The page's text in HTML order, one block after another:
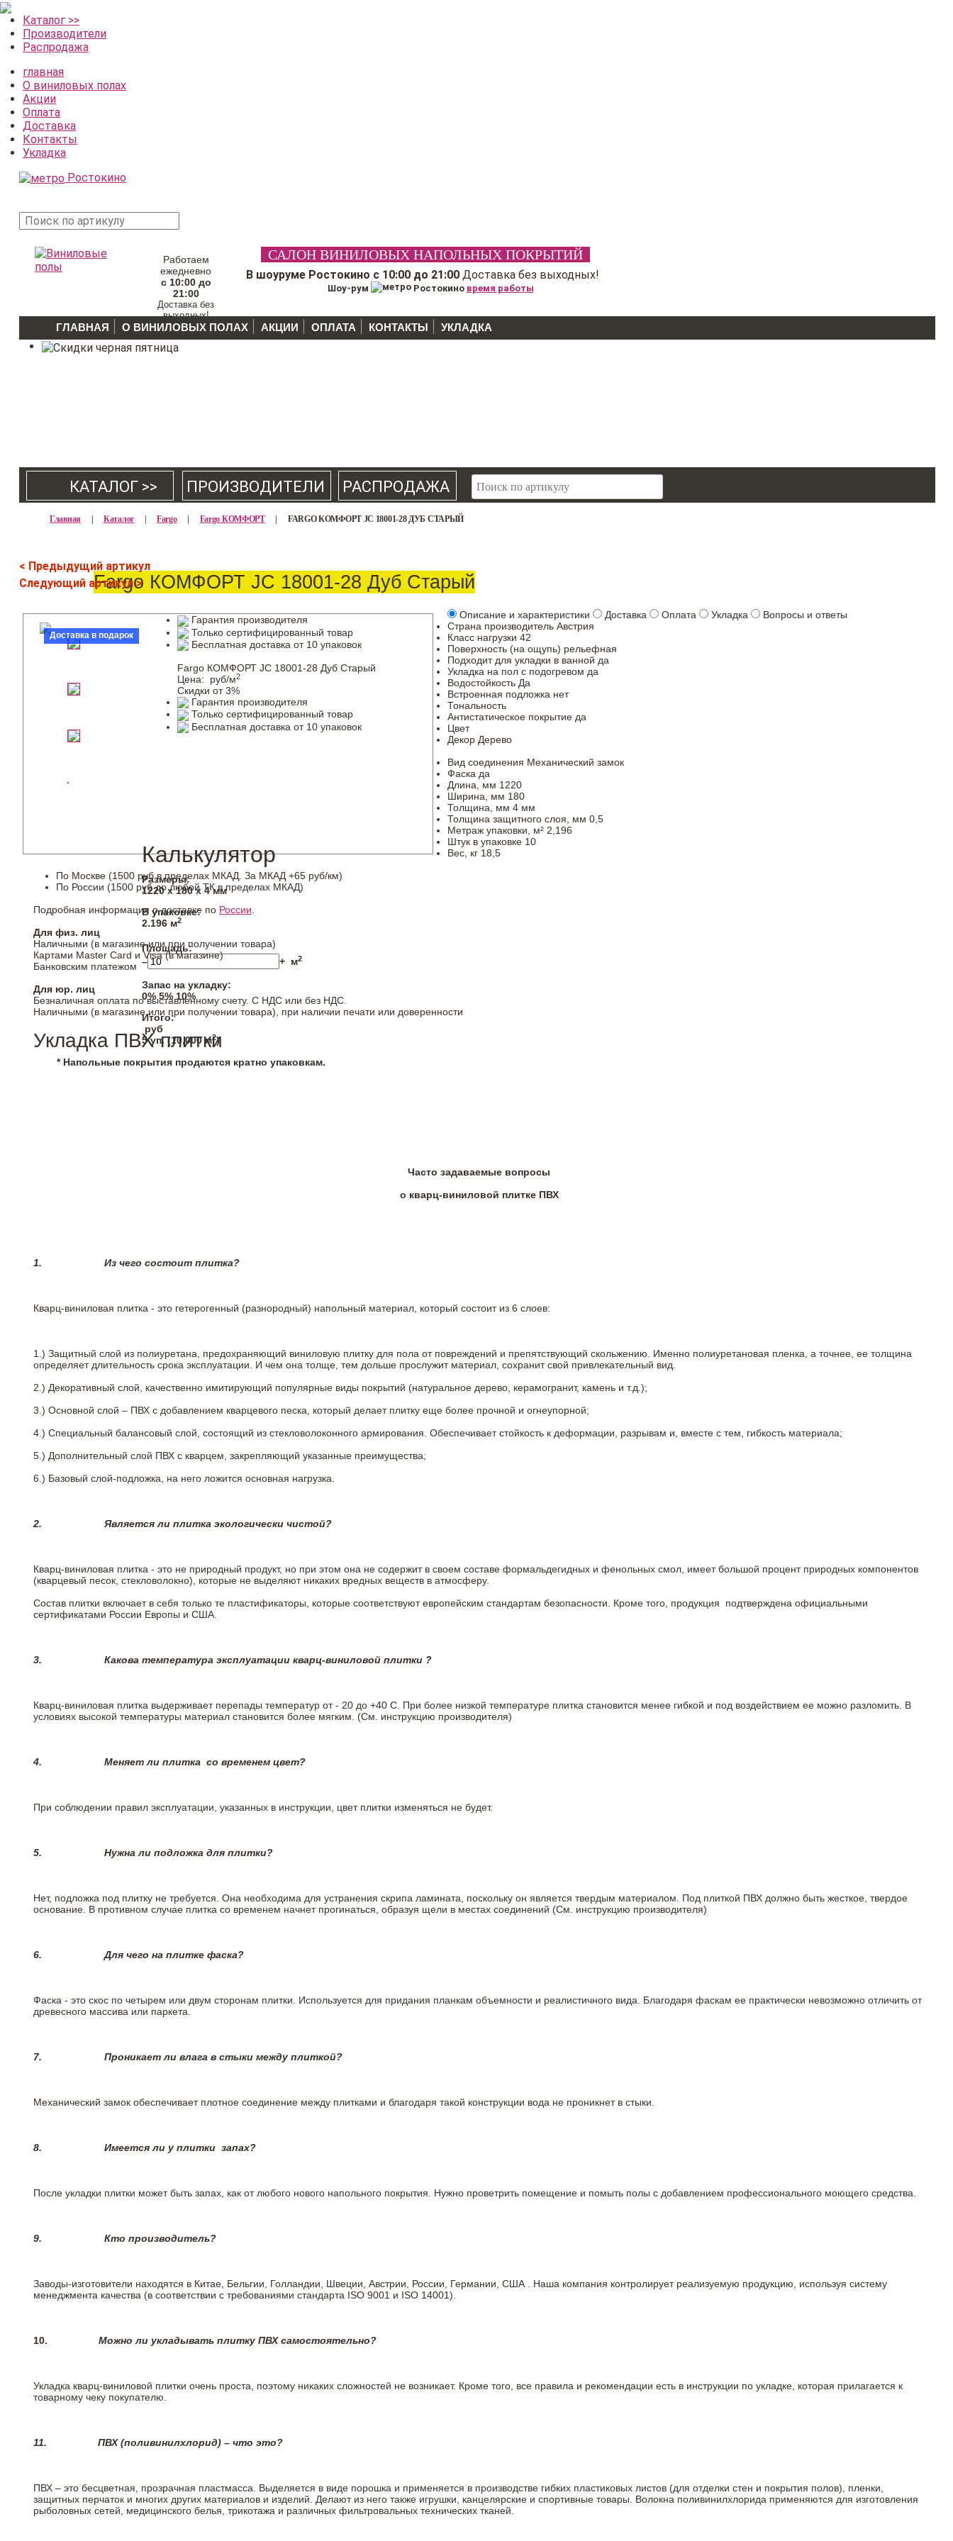
Каталог >>
Производители
Распродажа
главная
О виниловых полах
Акции
Оплата
Доставка
Контакты
Укладка
Ростокино
товара
Работаем
ежедневно
с 10:00 до
21:00
Доставка без
выходных!
САЛОН ВИНИЛОВЫХ НАПОЛЬНЫХ ПОКРЫТИЙ
В шоуруме Ростокино с 10:00 до 21:00 Доставка без выходных!
Шоу-рум Ростокино время работы
ГЛАВНАЯ О ВИНИЛОВЫХ ПОЛАХ АКЦИИ ОПЛАТА КОНТАКТЫ УКЛАДКА
КАТАЛОГ >> ПРОИЗВОДИТЕЛИ РАСПРОДАЖА
поиск
Главная Каталог Fargo Fargo КОМФОРТ FARGO КОМФОРТ JC 18001-28 ДУБ СТАРЫЙ
< Предыдущий артикул
Следующий артикул >Fargo КОМФОРТ JC 18001-28 Дуб Старый
Доставка в подарок
Гарантия производителя
Только сертифицированный товар
Бесплатная доставка от 10 упаковок
Fargo КОМФОРТ JC 18001-28 Дуб Старый
Цена:
руб/м2
Скидки от 3%
Гарантия производителя
Только сертифицированный товар
Бесплатная доставка от 10 упаковок
Калькулятор
Размеры:
1220 х 180 х 4 мм
В упаковке:
2.196 м2
Площадь:
–
+ м2
Запас на укладку:
0% 5% 10%
Итого:
руб
5уп. (10,000м2)
* Напольные покрытия продаются кратно упаковкам.
Описание и характеристики Доставка Оплата Укладка
Вопросы и ответы
Страна производитель Австрия
Класс нагрузки 42
Поверхность (на ощупь) рельефная
Подходит для укладки в ванной да
Укладка на пол c подогревом да
Водостойкость Да
Встроенная подложка нет
Тональность
Антистатическое покрытие да
Цвет
Декор Дерево
Вид соединения Механический замок
Фаска да
Длина, мм 1220
Ширина, мм 180
Толщина, мм 4 мм
Толщина защитного слоя, мм 0,5
Метраж упаковки, м² 2,196
Штук в упаковке 10
Вес, кг 18,5
По Москве (1500 руб в пределах МКАД. За МКАД +65 руб/км)
По России (1500 руб до любой ТК в пределах МКАД)
Подробная информация о доставке по России.
Для физ. лиц
Наличными (в магазине или при получении товара)
Картами Master Card и Visa (в магазине)
Банковским платежом
Для юр. лиц
Безналичная оплата по выставленному счету. С НДС или без НДС.
Наличными (в магазине или при получении товара), при наличии печати или доверенности
Укладка ПВХ плитки
Часто задаваемые вопросы
о кварц-виниловой плитке ПВХ
1. Из чего состоит плитка?
Кварц-виниловая плитка - это гетерогенный (разнородный) напольный материал, который состоит из 6 слоев:
1.) Защитный слой из полиуретана, предохраняющий виниловую плитку для пола от повреждений и препятствующий скольжению. Именно полиуретановая пленка, а точнее, ее толщина
определяет длительность срока эксплуатации. И чем она толще, тем дольше прослужит материал, сохранит свой привлекательный вид.
2.) Декоративный слой, качественно имитирующий популярные виды покрытий (натуральное дерево, керамогранит, камень и т.д.);
3.) Основной слой – ПВХ с добавлением кварцевого песка, который делает плитку еще более прочной и огнеупорной;
4.) Специальный балансовый слой, состоящий из стекловолоконного армирования. Обеспечивает стойкость к деформации, разрывам и, вместе с тем, гибкость материала;
5.) Дополнительный слой ПВХ с кварцем, закрепляющий указанные преимущества;
6.) Базовый слой-подложка, на него ложится основная нагрузка.
2. Является ли плитка экологически чистой?
Кварц-виниловая плитка - это не природный продукт, но при этом она не содержит в своем составе формальдегидных и фенольных смол, имеет большой процент природных компонентов
(кварцевый песок, стекловолокно), которые не выделяют никаких вредных веществ в атмосферу.
Состав плитки включает в себя только те пластификаторы, которые соответствуют европейским стандартам безопасности. Кроме того, продукция подтверждена официальными
сертификатами России Европы и США.
3. Какова температура эксплуатации кварц-виниловой плитки ?
Кварц-виниловая плитка выдерживает перепады температур от - 20 до +40 С. При более низкой температуре плитка становится менее гибкой и под воздействием ее можно разломить. В
условиях высокой температуры материал становится более мягким. (См. инструкцию производителя)
4. Меняет ли плитка со временем цвет?
При соблюдении правил эксплуатации, указанных в инструкции, цвет плитки изменяться не будет.
5. Нужна ли подложка для плитки?
Нет, подложка под плитку не требуется. Она необходима для устранения скрипа ламината, поскольку он является твердым материалом. Под плиткой ПВХ должно быть жесткое, твердое
основание. В противном случае плитка со временем начнет прогинаться, образуя щели в местах соединений (См. инструкцию производителя)
6.Для чего на плитке фаска?
Фаска - это скос по четырем или двум сторонам плитки. Используется для придания планкам объемности и реалистичного вида. Благодаря фаскам ее практически невозможно отличить от
древесного массива или паркета.
7. Проникает ли влага в стыки между плиткой?
Механический замок обеспечивает плотное соединение между плитками и благодаря такой конструкции вода не проникнет в стыки.
8. Имеется ли у плитки запах?
После укладки плитки может быть запах, как от любого нового напольного покрытия. Нужно проветрить помещение и помыть полы с добавлением профессионального моющего средства.
9. Кто производитель?
Заводы-изготовители находятся в Китае, Бельгии, Голландии, Швеции, Австрии, России, Германии, США . Наша компания контролирует реализуемую продукцию, используя систему
менеджмента качества (в соответствии с требованиями стандарта ISO 9001 и ISO 14001).
10. Можно ли укладывать плитку ПВХ самостоятельно?
Укладка кварц-виниловой плитки очень проста, поэтому никаких сложностей не возникает. Кроме того, все правила и рекомендации есть в инструкции по укладке, которая прилагается к
товарному чеку покупателю.
11. ПВХ (поливинилхлорид) – что это?
ПВХ – это бесцветная, прозрачная пластмасса. Выделяется в виде порошка и применяется в производстве гибких пластиковых листов (для отделки стен и покрытия полов), пленки,
защитных перчаток и многих других материалов и изделий. Делают из него также игрушки, канцелярские и спортивные товары. Волокна поливинилхлорида применяются для изготовления
рыболовных сетей, медицинского белья, трикотажа и различных фильтровальных технических тканей.